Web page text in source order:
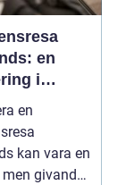
en
i
och
en
kan vara en
givande